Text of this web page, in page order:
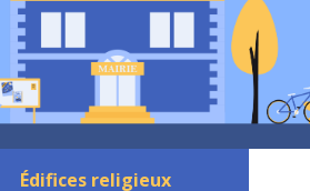
Édifices religieux